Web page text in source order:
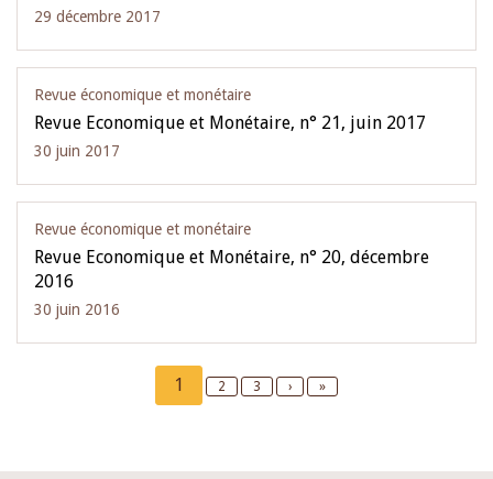
29 décembre 2017
Revue économique et monétaire
Revue Economique et Monétaire, n° 21, juin 2017
30 juin 2017
Revue économique et monétaire
Revue Economique et Monétaire, n° 20, décembre
2016
30 juin 2016
Current
page
1 Page
2 Page
3
Next
›
Last
»